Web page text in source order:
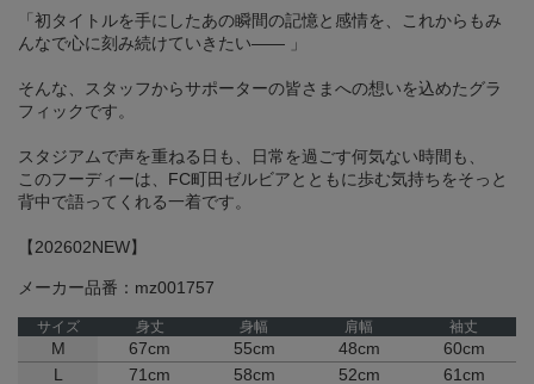
「初タイトルを手にしたあの瞬間の記憶と感情を、これからもみ
んなで心に刻み続けていきたい―― 」
そんな、スタッフからサポーターの皆さまへの想いを込めたグラ
フィックです。
スタジアムで声を重ねる日も、日常を過ごす何気ない時間も、
このフーディーは、FC町田ゼルビアとともに歩む気持ちをそっと
背中で語ってくれる一着です。
【202602NEW】
メーカー品番：mz001757
サイズ 身丈 身幅 肩幅 袖丈
M 67cm 55cm 48cm
60cm
L
71cm 58cm 52cm
61cm